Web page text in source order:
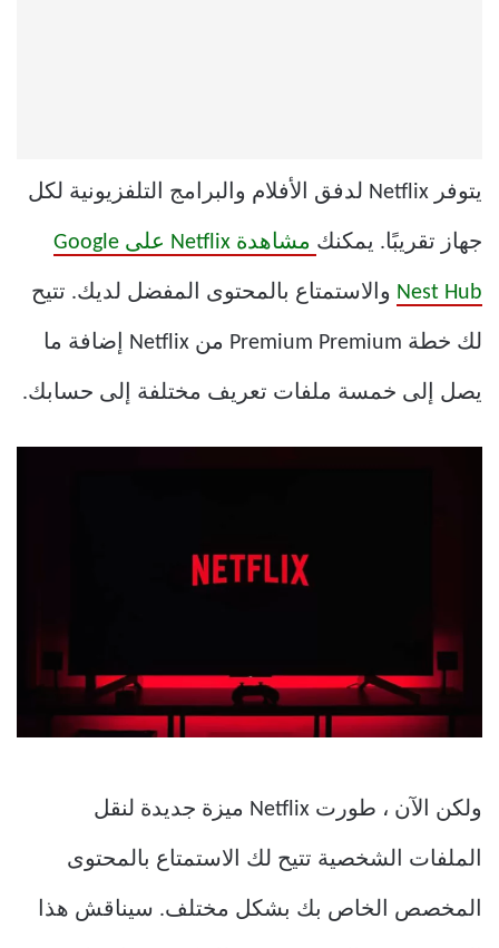
يتوفر Netflix لدفق الأفلام والبرامج التلفزيونية لكل
جهاز تقريبًا. يمكنك مشاهدة Netflix على Google
Nest Hub والاستمتاع بالمحتوى المفضل لديك. تتيح
لك خطة Premium Premium من Netflix إضافة ما
يصل إلى خمسة ملفات تعريف مختلفة إلى حسابك.
ولكن الآن ، طورت Netflix ميزة جديدة لنقل
الملفات الشخصية تتيح لك الاستمتاع بالمحتوى
المخصص الخاص بك بشكل مختلف. سيناقش هذا